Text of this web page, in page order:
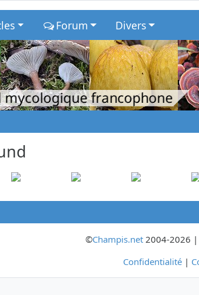
Forum Divers
francophone
©Champis.net2004-2026 |
Confidentialité |